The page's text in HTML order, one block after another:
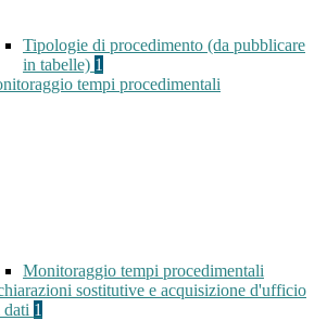
Tipologie di procedimento (da pubblicare
in tabelle) 1
tempi procedimentali
Monitoraggio tempi procedimentali
sostitutive e acquisizione d'ufficio
dati 1